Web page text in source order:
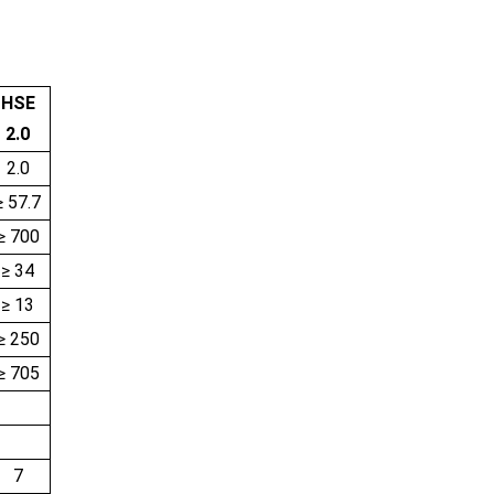
HSE
2.0
2.0
57.7
700
≥ 34
≥ 13
250
705
7